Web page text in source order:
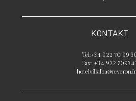
KONTAKT
Tel:+34 922 70 99
Fax: +34 922